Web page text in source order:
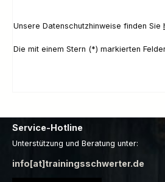
Unsere Datenschutzhinweise finden Sie
Die mit einem Stern (*) markierten
Service-Hotline
Unterstützung und Beratung unter:
info[at]trainingsschwerter.de